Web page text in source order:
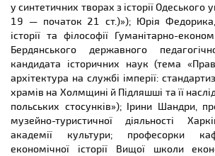
у синтетичних творах з історії Одеського
19 — початок 21 ст.)»); Юрія
історії та філософії Гуманітарно-
Бердянського державного
кандидата історичних наук (тема
архітектура на службі імперії:
храмів на Холмщині й Підляшші та її
польських стосунків»); Ірини Шандри,
музейно-туристичної діяльності
академії культури; професорки
економічної історії Вищої школи